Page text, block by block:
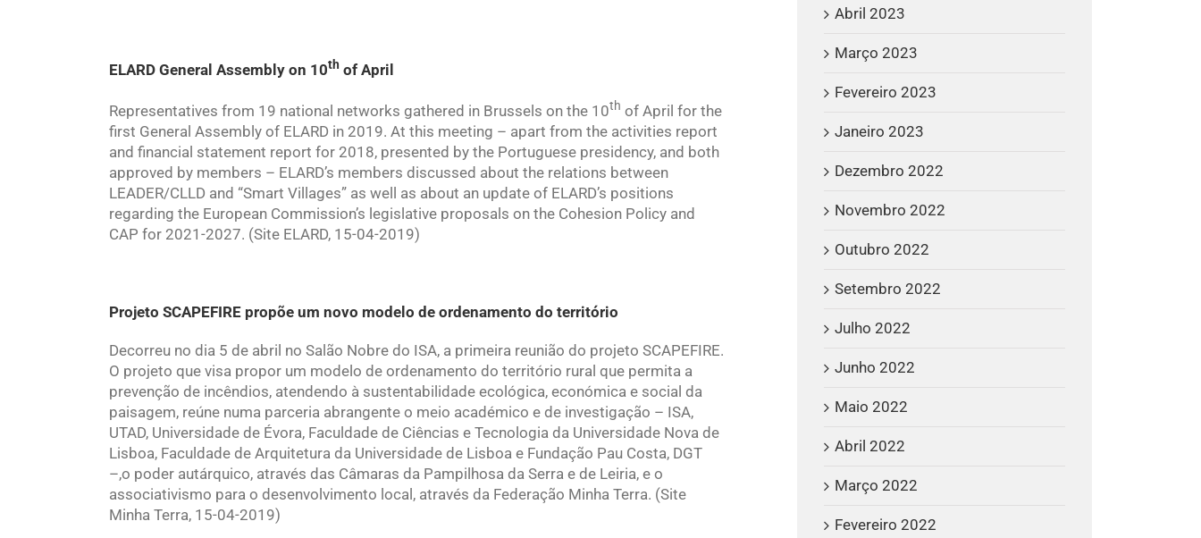
ELARD General Assembly on 10th of April
Representatives from 19 national networks gathered in Brussels on the 10th of April for the
first General Assembly of ELARD in 2019. At this meeting – apart from the activities report
and financial statement report for 2018, presented by the Portuguese presidency, and both
approved by members – ELARD’s members discussed about the relations between
LEADER/CLLD and “Smart Villages” as well as about an update of ELARD’s positions
regarding the European Commission’s legislative proposals on the Cohesion Policy and
CAP for 2021-2027. (Site ELARD, 15-04-2019)
Projeto SCAPEFIRE propõe um novo modelo de ordenamento do território
Decorreu no dia 5 de abril no Salão Nobre do ISA, a primeira reunião do projeto SCAPEFIRE.
O projeto que visa propor um modelo de ordenamento do território rural que permita a
prevenção de incêndios, atendendo à sustentabilidade ecológica, económica e social da
paisagem, reúne numa parceria abrangente o meio académico e de investigação – ISA,
UTAD, Universidade de Évora, Faculdade de Ciências e Tecnologia da Universidade Nova de
Lisboa, Faculdade de Arquitetura da Universidade de Lisboa e Fundação Pau Costa, DGT
–,o poder autárquico, através das Câmaras da Pampilhosa da Serra e de Leiria, e o
associativismo para o desenvolvimento local, através da Federação Minha Terra. (Site
Minha Terra, 15-04-2019)
Abril 2023
Março 2023
Fevereiro 2023
Janeiro 2023
Dezembro 2022
Novembro 2022
Outubro 2022
Setembro 2022
Julho 2022
Junho 2022
Maio 2022
Abril 2022
Março 2022
Fevereiro 2022